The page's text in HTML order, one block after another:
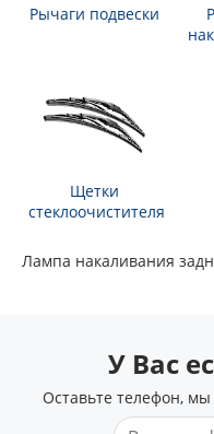
Рычаги подвески
Щетки
стеклоочистителя
Лампа накаливания
У Вас
Оставьте телефон,